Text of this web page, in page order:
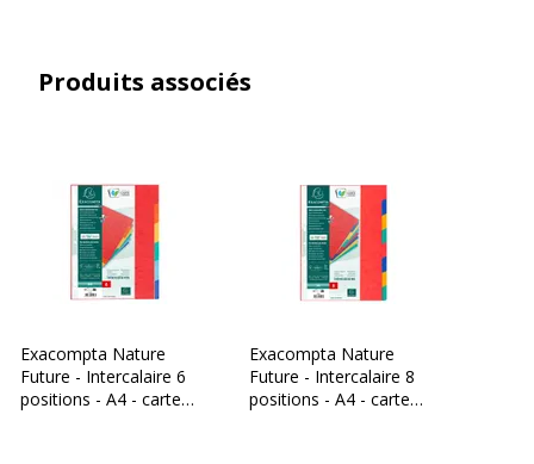
Produits associés
Exacompta Nature
Future - Intercalaire 6
positions - A4 - carte
Exacompta Nature
Future - Intercalaire 8
positions - A4 - carte